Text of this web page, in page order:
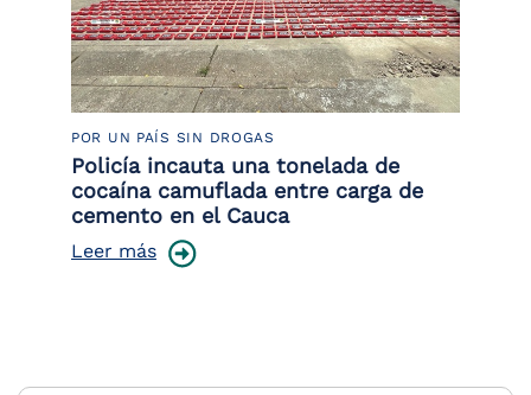
POR UN PAÍS SIN DROGAS
Policía incauta una tonelada de
cocaína camuflada entre carga de
cemento en el Cauca
Leer más